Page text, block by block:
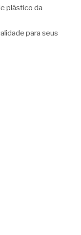
plástico da
para seus